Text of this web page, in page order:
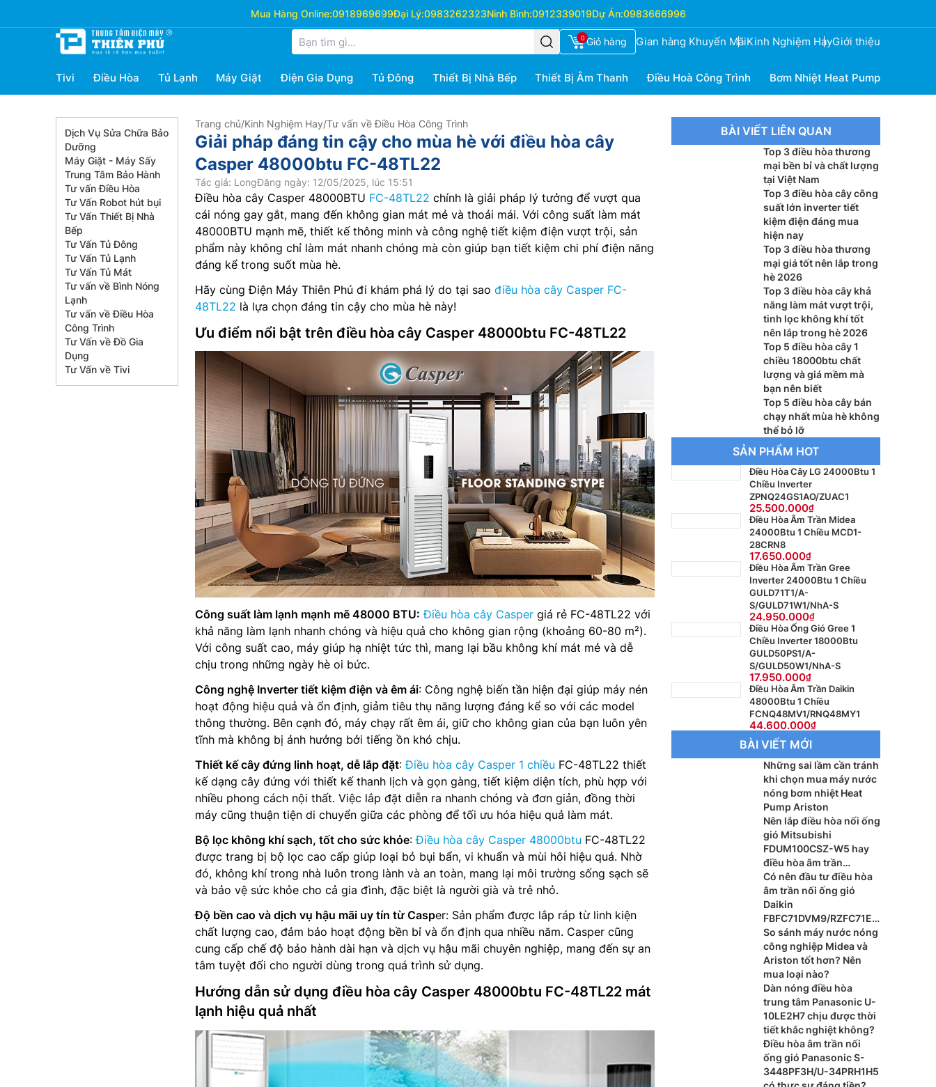
Mua Hàng Online:0918969699Đại Lý:0983262323Ninh Bình:0912339019Dự Án:0983666996
0 Giỏ hàng Gian hàng Khuyến MãiKinh Nghiệm HayGiới thiệu
Tivi Điều Hòa Tủ Lạnh Máy Giặt Điện Gia Dụng Tủ Đông Thiết Bị Nhà Bếp Thiết Bị Âm Thanh Điều Hoà Công Trình Bơm Nhiệt Heat Pump
Dịch Vụ Sửa Chữa Bảo
Dưỡng
Máy Giặt - Máy Sấy
Trung Tâm Bảo Hành
Tư vấn Điều Hòa
Tư Vấn Robot hút bụi
Tư Vấn Thiết Bị Nhà
Bếp
Tư Vấn Tủ Đông
Tư Vấn Tủ Lạnh
Tư Vấn Tủ Mát
Tư vấn về Bình Nóng
Lạnh
Tư vấn về Điều Hòa
Công Trình
Tư Vấn về Đồ Gia
Dụng
Tư Vấn về Tivi
Trang chủ/Kinh Nghiệm Hay/Tư vấn về Điều Hòa Công Trình
Giải pháp đáng tin cậy cho mùa hè với điều hòa cây
Casper 48000btu FC-48TL22
Tác giả: LongĐăng ngày: 12/05/2025, lúc 15:51
Điều hòa cây Casper 48000BTU FC-48TL22 chính là giải pháp lý tưởng để vượt qua
cái nóng gay gắt, mang đến không gian mát mẻ và thoải mái. Với công suất làm mát
48000BTU mạnh mẽ, thiết kế thông minh và công nghệ tiết kiệm điện vượt trội, sản
phẩm này không chỉ làm mát nhanh chóng mà còn giúp bạn tiết kiệm chi phí điện năng
đáng kể trong suốt mùa hè.
Hãy cùng Điện Máy Thiên Phú đi khám phá lý do tại sao điều hòa cây Casper FC-
48TL22 là lựa chọn đáng tin cậy cho mùa hè này!
Ưu điểm nổi bật trên điều hòa cây Casper 48000btu FC-48TL22
Công suất làm lạnh mạnh mẽ 48000 BTU: Điều hòa cây Casper giá rẻ FC-48TL22 với
khả năng làm lạnh nhanh chóng và hiệu quả cho không gian rộng (khoảng 60-80 m²).
Với công suất cao, máy giúp hạ nhiệt tức thì, mang lại bầu không khí mát mẻ và dễ
chịu trong những ngày hè oi bức.
Công nghệ Inverter tiết kiệm điện và êm ái: Công nghệ biến tần hiện đại giúp máy nén
hoạt động hiệu quả và ổn định, giảm tiêu thụ năng lượng đáng kể so với các model
thông thường. Bên cạnh đó, máy chạy rất êm ái, giữ cho không gian của bạn luôn yên
tĩnh mà không bị ảnh hưởng bởi tiếng ồn khó chịu.
Thiết kế cây đứng linh hoạt, dễ lắp đặt:Điều hòa cây Casper 1 chiều FC-48TL22 thiết
kế dạng cây đứng với thiết kế thanh lịch và gọn gàng, tiết kiệm diện tích, phù hợp với
nhiều phong cách nội thất. Việc lắp đặt diễn ra nhanh chóng và đơn giản, đồng thời
máy cũng thuận tiện di chuyển giữa các phòng để tối ưu hóa hiệu quả làm mát.
Bộ lọc không khí sạch, tốt cho sức khỏe:Điều hòa cây Casper 48000btu FC-48TL22
được trang bị bộ lọc cao cấp giúp loại bỏ bụi bẩn, vi khuẩn và mùi hôi hiệu quả. Nhờ
đó, không khí trong nhà luôn trong lành và an toàn, mang lại môi trường sống sạch sẽ
và bảo vệ sức khỏe cho cả gia đình, đặc biệt là người già và trẻ nhỏ.
Độ bền cao và dịch vụ hậu mãi uy tín từ Casper: Sản phẩm được lắp ráp từ linh kiện
chất lượng cao, đảm bảo hoạt động bền bỉ và ổn định qua nhiều năm. Casper cũng
cung cấp chế độ bảo hành dài hạn và dịch vụ hậu mãi chuyên nghiệp, mang đến sự an
tâm tuyệt đối cho người dùng trong quá trình sử dụng.
Hướng dẫn sử dụng điều hòa cây Casper 48000btu FC-48TL22 mát
lạnh hiệu quả nhất
BÀI VIẾT LIÊN QUAN
Top 3 điều hòa thương
mại bền bỉ và chất lượng
tại Việt Nam
Top 3 điều hòa cây công
suất lớn inverter tiết
kiệm điện đáng mua
hiện nay
Top 3 điều hòa thương
mại giá tốt nên lắp trong
hè 2026
Top 3 điều hòa cây khả
năng làm mát vượt trội,
tinh lọc không khí tốt
nên lắp trong hè 2026
Top 5 điều hòa cây 1
chiều 18000btu chất
lượng và giá mềm mà
bạn nên biết
Top 5 điều hòa cây bán
chạy nhất mùa hè không
thể bỏ lỡ
SẢN PHẨM HOT
Điều Hòa Cây LG 24000Btu 1
Chiều Inverter
ZPNQ24GS1AO/ZUAC1
25.500.000
Điều Hòa Âm Trần Midea
24000Btu 1 Chiều MCD1-
28CRN8
17.650.000
Điều Hòa Âm Trần Gree
Inverter 24000Btu 1 Chiều
GULD71T1/A-
S/GULD71W1/NhA-S
24.950.000
Điều Hòa Ống Gió Gree 1
Chiều Inverter 18000Btu
GULD50PS1/A-
S/GULD50W1/NhA-S
17.950.000
Điều Hòa Âm Trần Daikin
48000Btu 1 Chiều
FCNQ48MV1/RNQ48MY1
44.600.000
BÀI VIẾT MỚI
Những sai lầm cần tránh
khi chọn mua máy nước
nóng bơm nhiệt Heat
Pump Ariston
Nên lắp điều hòa nối ống
gió Mitsubishi
FDUM100CSZ-W5 hay
điều hòa âm trần
Mitsubishi FDT100CNZ-
W5 cho phòng khách?
Có nên đầu tư điều hòa
âm trần nối ống gió
Daikin
FBFC71DVM9/RZFC71EV
M cho xu hướng nội thất
cao cấp?
So sánh máy nước nóng
công nghiệp Midea và
Ariston tốt hơn? Nên
mua loại nào?
Dàn nóng điều hòa
trung tâm Panasonic U-
10LE2H7 chịu được thời
tiết khắc nghiệt không?
Điều hòa âm trần nối
ống gió Panasonic S-
3448PF3H/U-34PRH1H5